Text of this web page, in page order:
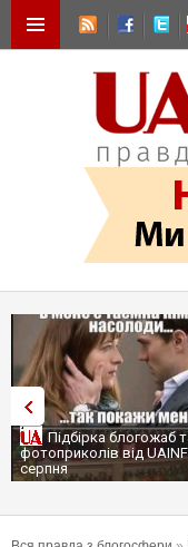
Підбірка блогожаб та
фотоприколів від
серпня